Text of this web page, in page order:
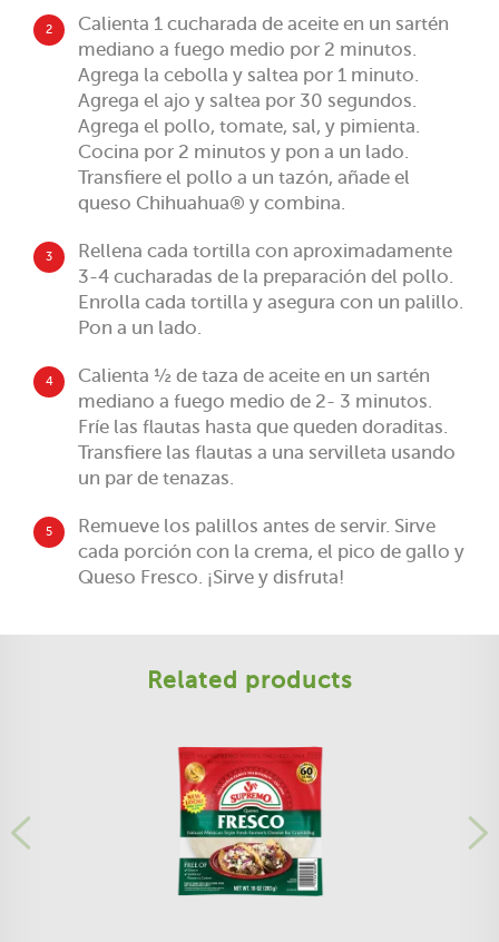
2
Calienta 1 cucharada de aceite en un sartén
mediano a fuego medio por 2 minutos.
Agrega la cebolla y saltea por 1 minuto.
Agrega el ajo y saltea por 30 segundos.
Agrega el pollo, tomate, sal, y pimienta.
Cocina por 2 minutos y pon a un lado.
Transfiere el pollo a un tazón, añade el
queso Chihuahua® y combina.
3
Rellena cada tortilla con aproximadamente
3-4 cucharadas de la preparación del pollo.
Enrolla cada tortilla y asegura con un palillo.
Pon a un lado.
4
Calienta ½ de taza de aceite en un sartén
mediano a fuego medio de 2- 3 minutos.
Fríe las flautas hasta que queden doraditas.
Transfiere las flautas a una servilleta usando
un par de tenazas.
5
Remueve los palillos antes de servir. Sirve
cada porción con la crema, el pico de gallo y
Queso Fresco. ¡Sirve y disfruta!
Related products